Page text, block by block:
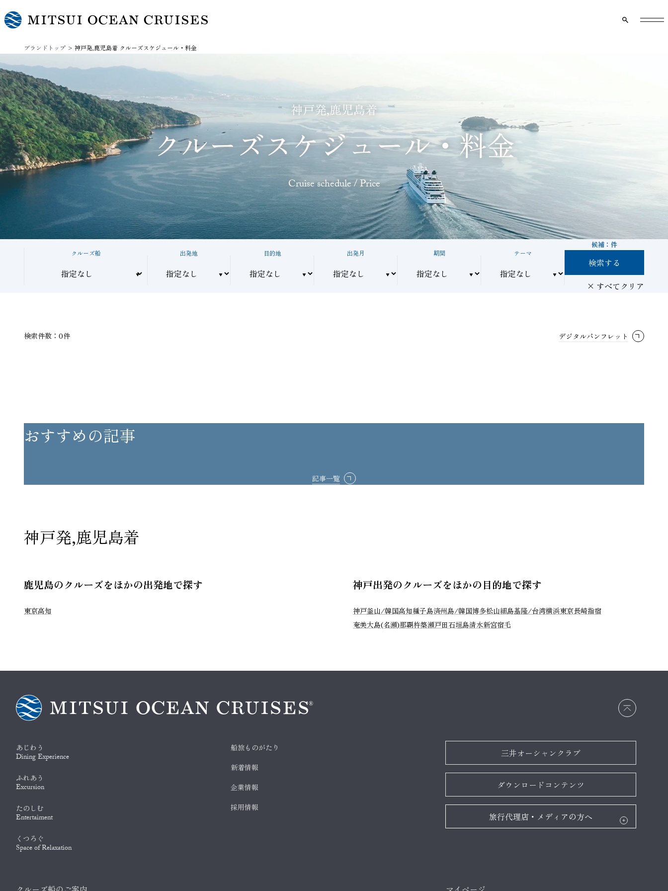
メニュー
ブランドトップ 神戸発,鹿児島着 クルーズスケジュール・料金
神戸発,鹿児島着
クルーズスケジュール・料金
Cruise schedule / Price
クルーズ船 出発地 目的地 出発月 期間 テーマ
候補： 件
検索する
すべてクリア
検索件数：0件 デジタルパンフレット
おすすめの記事
記事一覧
神戸発,鹿児島着
鹿児島のクルーズをほかの出発地で探す
東京高知
神戸出発のクルーズをほかの目的地で探す
神戸釜山/韓国高知種子島済州島/韓国博多松山細島基隆/台湾横浜東京長崎指宿
奄美大島(名瀬)那覇杵築瀬戸田石垣島清水新宮宿毛
画面
最上
あじわう
Dining Experience
ふれあう
Excursion
たのしむ
Entertaiment
くつろぐ
Space of Relaxation
船旅ものがたり
新着情報
企業情報
採用情報
三井オーシャンクラブ
ダウンロードコンテンツ
旅行代理店・メディアの方へ